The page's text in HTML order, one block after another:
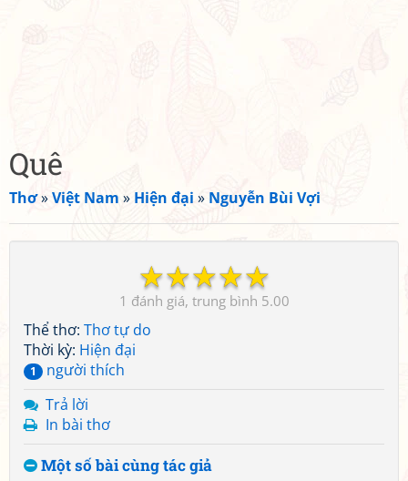
Quê
Thơ»Việt Nam » Hiện đại » Nguyễn Bùi Vợi
☆
☆
☆
☆
☆
1 5.00
Thể thơ: Thơ tự do
Thời kỳ: Hiện đại
1
người thích
Trả lời
In bài thơ
Một số bài cùng tác giả